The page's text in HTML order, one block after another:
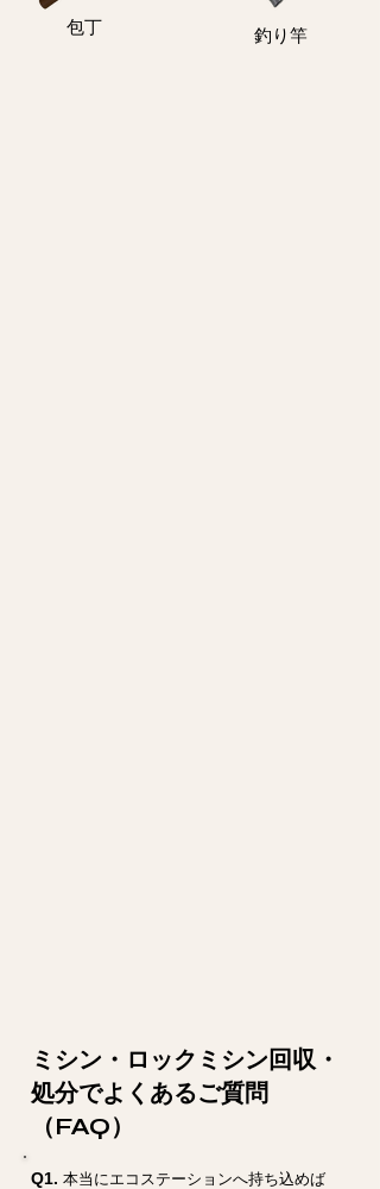
包丁 釣り竿
ミシン・ロックミシン回収・
処分でよくあるご質問
（FAQ）
Q1. 本当にエコステーションへ持ち込めば